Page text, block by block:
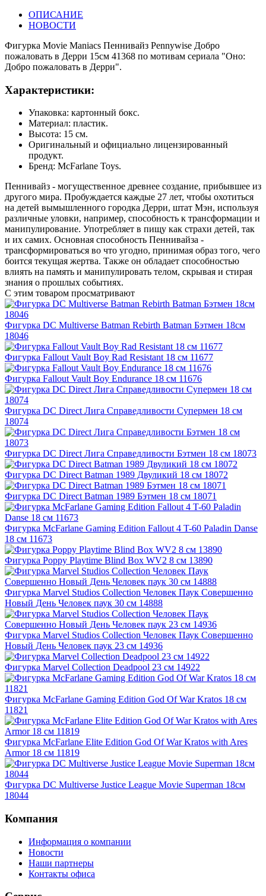
ОПИСАНИЕ
НОВОСТИ
Фигурка Movie Maniacs Пеннивайз Pennywise Добро
пожаловать в Дерри 15см 41368 по мотивам сериала "Оно:
Добро пожаловать в Дерри".
Характеристики:
Упаковка: картонный бокс.
Материал: пластик.
Высота: 15 см.
Оригинальный и официально лицензированный
продукт.
Бренд: McFarlane Toys.
Пеннивайз - могущественное древнее создание, прибывшее из
другого мира. Пробуждается каждые 27 лет, чтобы охотиться
на детей вымышленного городка Дерри, штат Мэн, используя
различные уловки, например, способность к трансформации и
манипулирование. Употребляет в пищу как страхи детей, так
и их самих. Основная способность Пеннивайза -
трансформироваться во что угодно, принимая образ того, чего
боится текущая жертва. Также он обладает способностью
влиять на память и манипулировать телом, скрывая и стирая
знания о прошлых событиях.
С этим товаром просматривают
Фигурка DC Multiverse Batman Rebirth Batman Бэтмен 18см
18046
Фигурка Fallout Vault Boy Rad Resistant 18 см 11677
Фигурка Fallout Vault Boy Endurance 18 см 11676
Фигурка DC Direct Лига Справедливости Супермен 18 см
18074
Фигурка DC Direct Лига Справедливости Бэтмен 18 см 18073
Фигурка DC Direct Batman 1989 Двуликий 18 см 18072
Фигурка DC Direct Batman 1989 Бэтмен 18 см 18071
Фигурка McFarlane Gaming Edition Fallout 4 T-60 Paladin Danse
18 см 11673
Фигурка Poppy Playtime Blind Box WV2 8 см 13890
Фигурка Marvel Studios Collection Человек Паук Совершенно
Новый День Человек паук 30 см 14888
Фигурка Marvel Studios Collection Человек Паук Совершенно
Новый День Человек паук 23 см 14936
Фигурка Marvel Collection Deadpool 23 см 14922
Фигурка McFarlane Gaming Edition God Of War Kratos 18 см
11821
Фигурка McFarlane Elite Edition God Of War Kratos with Ares
Armor 18 см 11819
Фигурка DC Multiverse Justice League Movie Superman 18см
18044
Компания
Информация о компании
Новости
Наши партнеры
Контакты офиса